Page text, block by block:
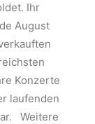
Ihr
August
Konzerte
laufenden
Weitere